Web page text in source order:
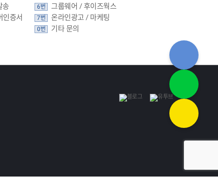
송
인증서
6번 그룹웨어 / 후이즈웍스
7번 온라인광고 / 마케팅
0번 기타 문의